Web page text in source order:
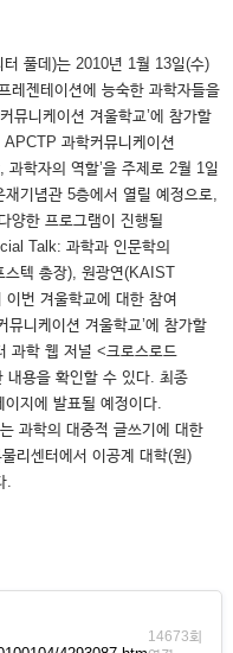
풀데)는 2010년 1월 13일(수)
레젠테이션에 능숙한 과학자들을
뮤니케이션 겨울학교’에 참가할
APCTP 과학커뮤니케이션
과학자의 역할’을 주제로 2월 1일
기념관 5층에서 열릴 예정으로,
양한 프로그램이 진행될
Talk: 과학과 인문학의
스텍 총장), 원광연(KAIST
번 겨울학교에 대한 참여
뮤니케이션 겨울학교’에 참가할
과학 웹 저널 <크로스로드
용을 확인할 수 있다. 최종
지에 발표될 예정이다.
과학의 대중적 글쓰기에 대한
리센터에서 이공계 대학(원)
.
14673회